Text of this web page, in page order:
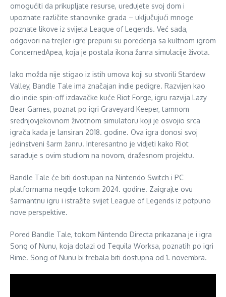
omogućiti da prikupljate resurse, uređujete svoj dom i
upoznate različite stanovnike grada – uključujući mnoge
poznate likove iz svijeta League of Legends. Već sada,
odgovori na trejler igre prepuni su poređenja sa kultnom igrom
ConcernedApea, koja je postala ikona žanra simulacije života.
Iako možda nije stigao iz istih umova koji su stvorili Stardew
Valley, Bandle Tale ima značajan indie pedigre. Razvijen kao
dio indie spin-off izdavačke kuće Riot Forge, igru razvija Lazy
Bear Games, poznat po igri Graveyard Keeper, tamnom
srednjovjekovnom životnom simulatoru koji je osvojio srca
igrača kada je lansiran 2018. godine. Ova igra donosi svoj
jedinstveni šarm žanru. Interesantno je vidjeti kako Riot
sarađuje s ovim studiom na novom, dražesnom projektu.
Bandle Tale će biti dostupan na Nintendo Switch i PC
platformama negdje tokom 2024. godine. Zaigrajte ovu
šarmantnu igru i istražite svijet League of Legends iz potpuno
nove perspektive.
Pored Bandle Tale, tokom Nintendo Directa prikazana je i igra
Song of Nunu, koja dolazi od Tequila Worksa, poznatih po igri
Rime. Song of Nunu bi trebala biti dostupna od 1. novembra.